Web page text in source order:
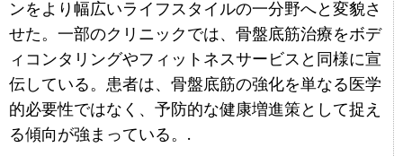
ンをより幅広いライフスタイルの一分野へと変貌さ
せた。一部のクリニックでは、骨盤底筋治療をボデ
ィコンタリングやフィットネスサービスと同様に宣
伝している。患者は、骨盤底筋の強化を単なる医学
的必要性ではなく、予防的な健康増進策として捉え
る傾向が強まっている。.